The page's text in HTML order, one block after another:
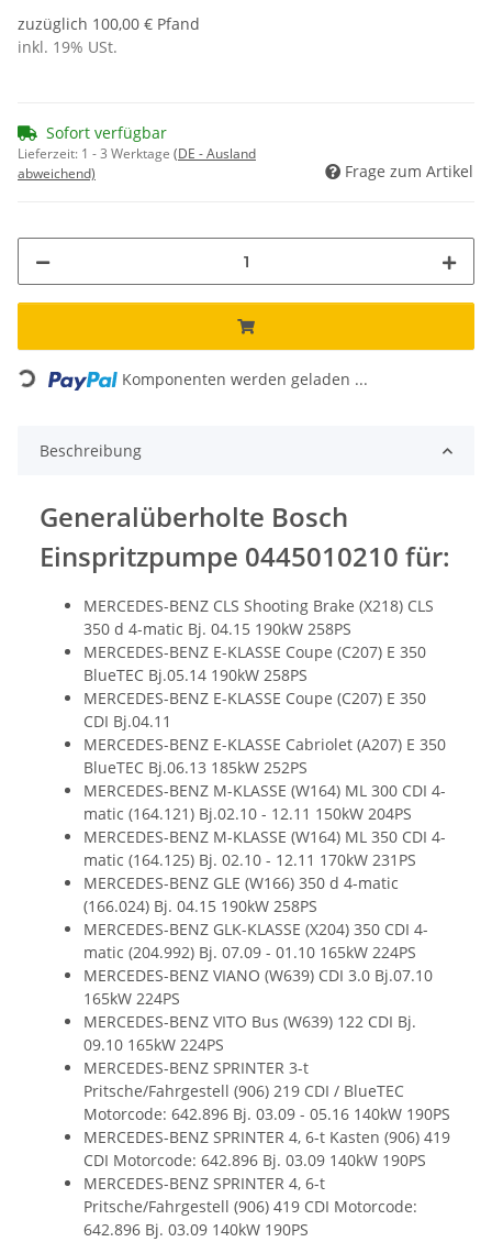
zuzüglich 100,00 € Pfand
inkl. 19% USt.
Sofort verfügbar
Lieferzeit: 1 - 3 Werktage (DE - Ausland
abweichend)
Frage zum Artikel
Loading... Komponenten werden geladen ...
Beschreibung
Generalüberholte Bosch
Einspritzpumpe 0445010210 für:
MERCEDES-BENZ CLS Shooting Brake (X218) CLS
350 d 4-matic Bj. 04.15 190kW 258PS
MERCEDES-BENZ E-KLASSE Coupe (C207) E 350
BlueTEC Bj.05.14 190kW 258PS
MERCEDES-BENZ E-KLASSE Coupe (C207) E 350
CDI Bj.04.11
MERCEDES-BENZ E-KLASSE Cabriolet (A207) E 350
BlueTEC Bj.06.13 185kW 252PS
MERCEDES-BENZ M-KLASSE (W164) ML 300 CDI 4-
matic (164.121) Bj.02.10 - 12.11 150kW 204PS
MERCEDES-BENZ M-KLASSE (W164) ML 350 CDI 4-
matic (164.125) Bj. 02.10 - 12.11 170kW 231PS
MERCEDES-BENZ GLE (W166) 350 d 4-matic
(166.024) Bj. 04.15 190kW 258PS
MERCEDES-BENZ GLK-KLASSE (X204) 350 CDI 4-
matic (204.992) Bj. 07.09 - 01.10 165kW 224PS
MERCEDES-BENZ VIANO (W639) CDI 3.0 Bj.07.10
165kW 224PS
MERCEDES-BENZ VITO Bus (W639) 122 CDI Bj.
09.10 165kW 224PS
MERCEDES-BENZ SPRINTER 3-t
Pritsche/Fahrgestell (906) 219 CDI / BlueTEC
Motorcode: 642.896 Bj. 03.09 - 05.16 140kW 190PS
MERCEDES-BENZ SPRINTER 4, 6-t Kasten (906) 419
CDI Motorcode: 642.896 Bj. 03.09 140kW 190PS
MERCEDES-BENZ SPRINTER 4, 6-t
Pritsche/Fahrgestell (906) 419 CDI Motorcode:
642.896 Bj. 03.09 140kW 190PS